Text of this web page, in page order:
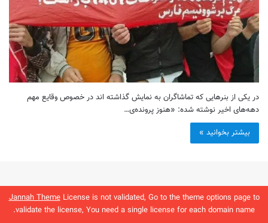
Jannah ThemeLicense is not validated, Go to the theme options page to
validate the license, You need a single license for each domain name.
در یکی از بنرهایی که تماشاگران به نمایش گذاشته اند در خصوص وقایع مهم
دهه‌های اخیر نوشته شده: «هنوز پرونده‌ی…
بیشتر بخوانید »